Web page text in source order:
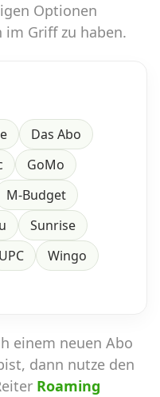
Optionen
Griff zu haben.
Das Abo
GoMo
M-Budget
Sunrise
UPC
Wingo
einem neuen Abo
dann nutze den
Roaming